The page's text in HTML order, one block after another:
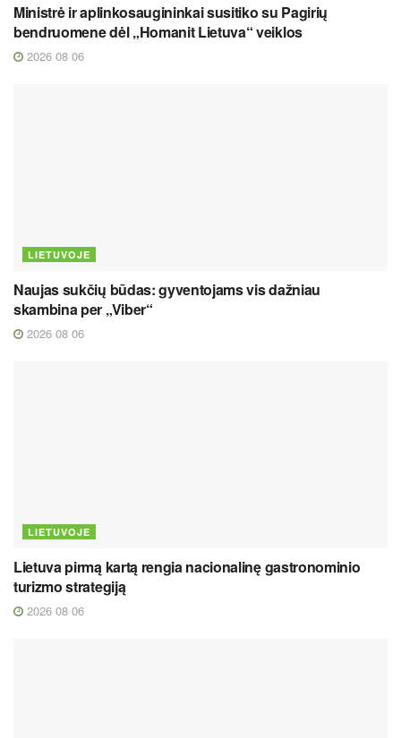
Ministrė ir aplinkosaugininkai susitiko su Pagirių
bendruomene dėl „Homanit Lietuva“ veiklos
2026 08 06
LIETUVOJE
Naujas sukčių būdas: gyventojams vis dažniau
skambina per „Viber“
2026 08 06
LIETUVOJE
Lietuva pirmą kartą rengia nacionalinę gastronominio
turizmo strategiją
2026 08 06